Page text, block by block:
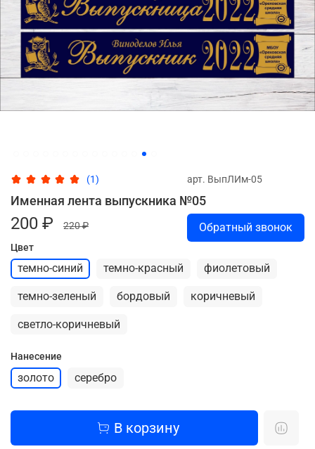
(1) арт. ВыпЛИм-05
Именная лента выпускника №05
200 ₽
220 ₽
Цвет
темно-синий темно-красный фиолетовый
темно-зеленый бордовый коричневый
светло-коричневый
Нанесение
золото серебро
Обратный звонок
В корзину